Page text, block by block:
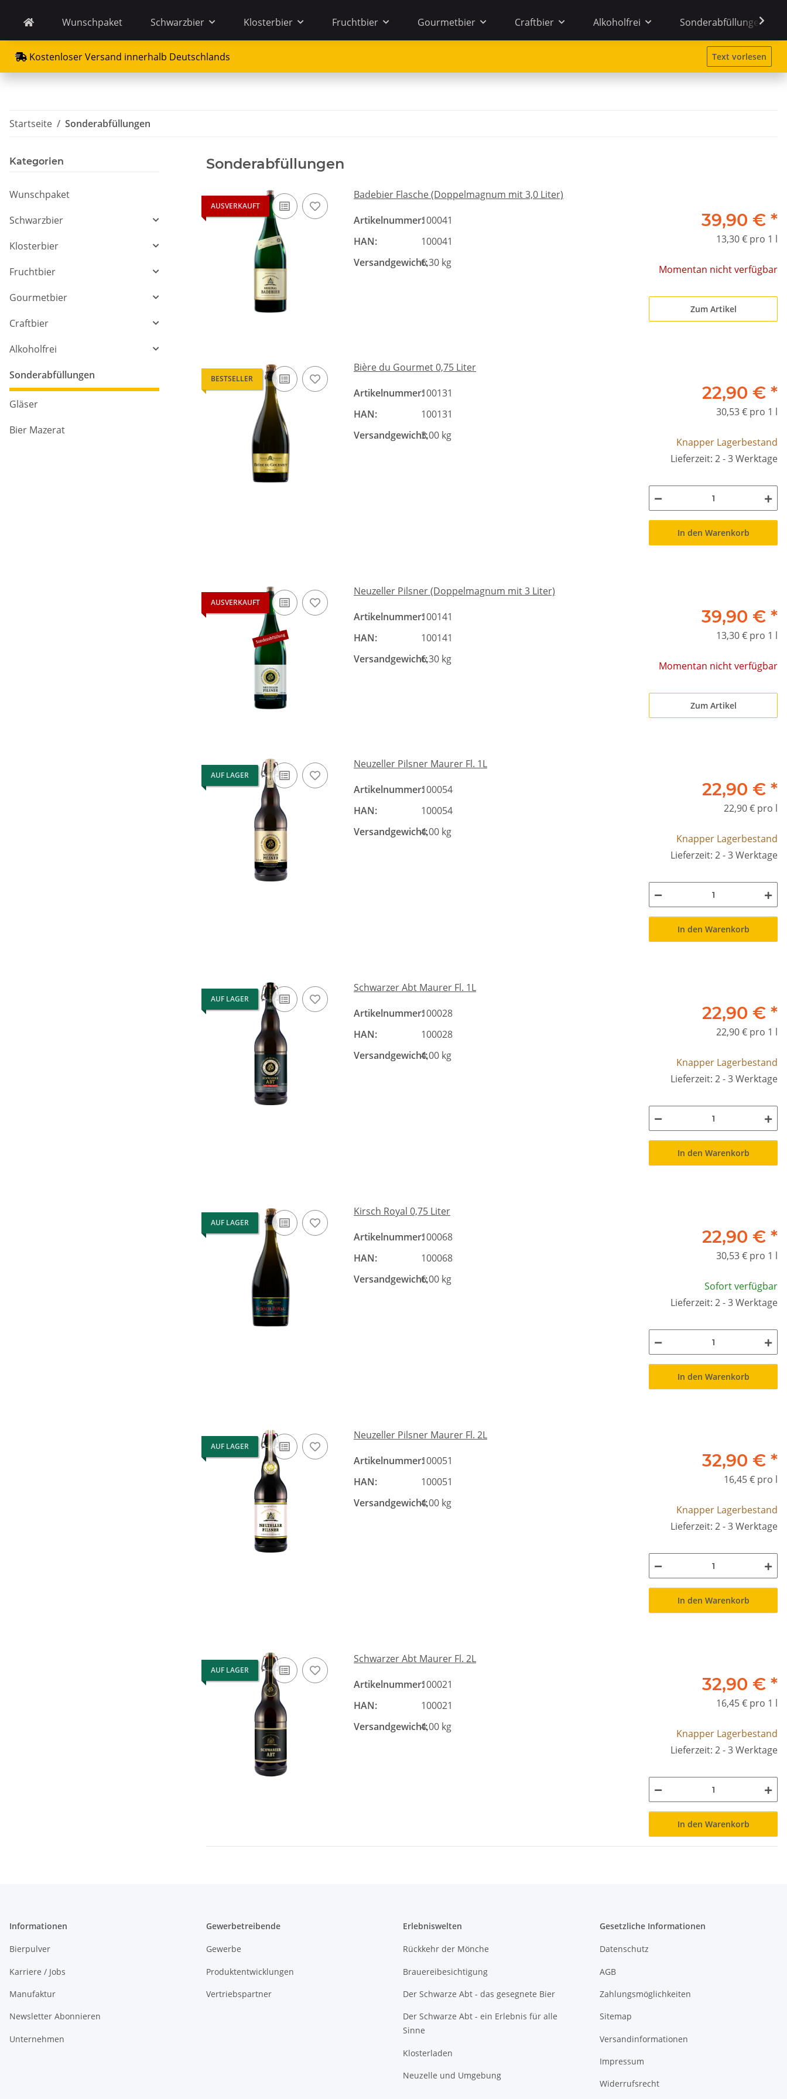
Wunschpaket Schwarzbier Klosterbier Fruchtbier Gourmetbier Craftbier Alkoholfrei Sonderabfüllungen
Kostenloser Versand innerhalb Deutschlands Text vorlesen
Startseite Sonderabfüllungen
Sonderabfüllungen
AUSVERKAUFT
Badebier Flasche (Doppelmagnum mit 3,0 Liter)
Artikelnummer:100041
HAN:
100041
Versandgewicht:6,30 kg
39,90 € *
13,30 € pro 1 l
Momentan nicht verfügbar
Zum Artikel
BESTSELLER
Bière du Gourmet 0,75 Liter
Artikelnummer:100131
HAN:
100131
Versandgewicht:3,00 kg
22,90 € *
30,53 € pro 1 l
Knapper Lagerbestand
Lieferzeit: 2 - 3 Werktage
In den Warenkorb
AUSVERKAUFT
Neuzeller Pilsner (Doppelmagnum mit 3 Liter)
Artikelnummer:100141
HAN:
100141
Versandgewicht:6,30 kg
39,90 € *
13,30 € pro 1 l
Momentan nicht verfügbar
Zum Artikel
AUF LAGER
Neuzeller Pilsner Maurer Fl. 1L
Artikelnummer:100054
HAN:
100054
Versandgewicht:4,00 kg
22,90 € *
22,90 € pro l
Knapper Lagerbestand
Lieferzeit: 2 - 3 Werktage
In den Warenkorb
AUF LAGER
Schwarzer Abt Maurer Fl. 1L
Artikelnummer:100028
HAN:
100028
Versandgewicht:4,00 kg
22,90 € *
22,90 € pro 1 l
Knapper Lagerbestand
Lieferzeit: 2 - 3 Werktage
In den Warenkorb
AUF LAGER
Kirsch Royal 0,75 Liter
Artikelnummer:100068
HAN:
100068
Versandgewicht:6,00 kg
22,90 € *
30,53 € pro 1 l
Sofort verfügbar
Lieferzeit: 2 - 3 Werktage
In den Warenkorb
AUF LAGER
Neuzeller Pilsner Maurer Fl. 2L
Artikelnummer:100051
HAN:
100051
Versandgewicht:4,00 kg
32,90 € *
16,45 € pro l
Knapper Lagerbestand
Lieferzeit: 2 - 3 Werktage
In den Warenkorb
AUF LAGER
Schwarzer Abt Maurer Fl. 2L
Artikelnummer:100021
HAN:
100021
Versandgewicht:4,00 kg
32,90 € *
16,45 € pro 1 l
Knapper Lagerbestand
Lieferzeit: 2 - 3 Werktage
In den Warenkorb
Kategorien
Wunschpaket
Schwarzbier
Klosterbier
Fruchtbier
Gourmetbier
Craftbier
Alkoholfrei
Sonderabfüllungen
Gläser
Bier Mazerat
Informationen
Bierpulver
Karriere / Jobs
Manufaktur
Newsletter Abonnieren
Unternehmen
Gewerbetreibende
Gewerbe
Produktentwicklungen
Vertriebspartner
Erlebniswelten
Rückkehr der Mönche
Brauereibesichtigung
Der Schwarze Abt - das gesegnete Bier
Der Schwarze Abt - ein Erlebnis für alle
Sinne
Klosterladen
Neuzelle und Umgebung
Gesetzliche Informationen
Datenschutz
AGB
Zahlungsmöglichkeiten
Sitemap
Versandinformationen
Impressum
Widerrufsrecht